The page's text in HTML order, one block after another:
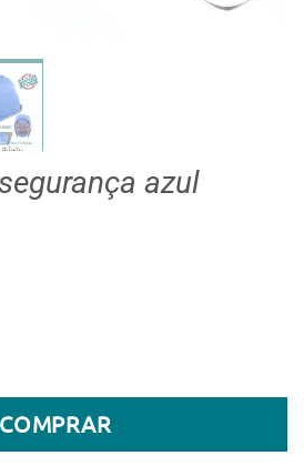
azul
COMPRAR